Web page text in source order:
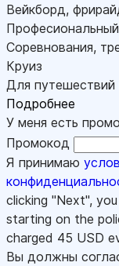
Вейкборд,
Соревнования,
Круиз
Для путешествий
Подробнее
У меня есть
Промокод
Я принимаю
clicking "Next",
starting on the
charged 45 USD
Вы должны